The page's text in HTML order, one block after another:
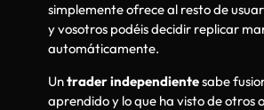
simplemente ofrece al resto de
y vosotros podéis decidir replicar
automáticamente.
Untrader independientesabe
aprendido y lo que ha visto de otros